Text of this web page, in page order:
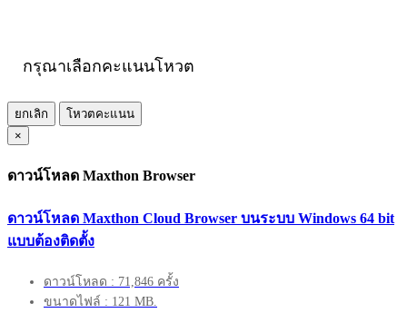
กรุณาเลือกคะแนนโหวต
ยกเลิก
โหวตคะแนน
×
ดาวน์โหลด Maxthon Browser
ดาวน์โหลด Maxthon Cloud Browser บนระบบ Windows 64 bit
แบบต้องติดตั้ง
ดาวน์โหลด : 71,846 ครั้ง
ขนาดไฟล์ : 121 MB.